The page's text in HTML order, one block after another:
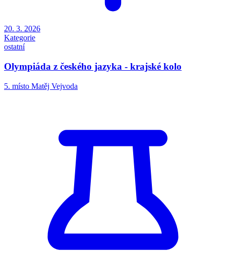
20. 3. 2026
Kategorie
ostatní
Olympiáda z českého jazyka - krajské kolo
5. místo Matěj Vejvoda